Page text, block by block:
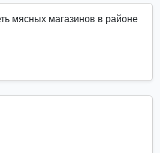
мясных магазинов в районе